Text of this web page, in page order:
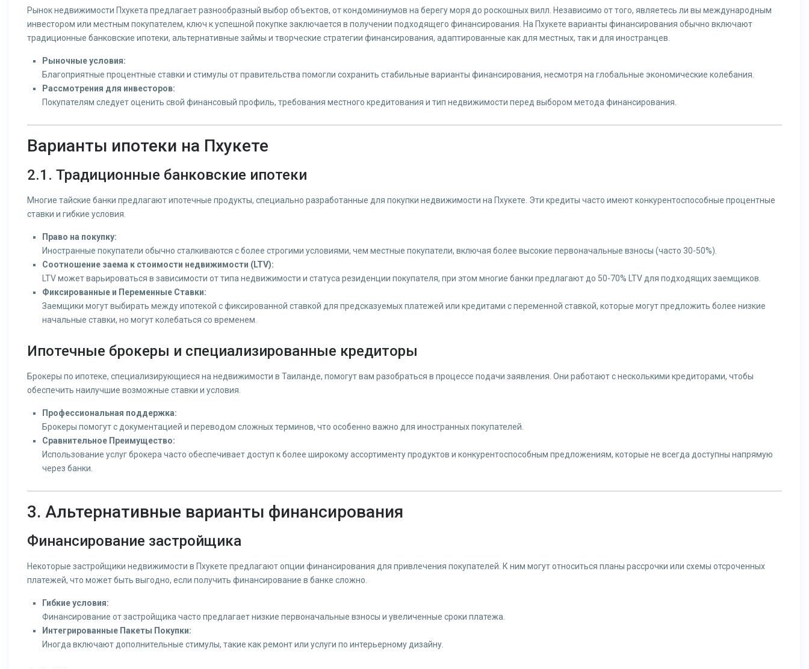
Рынок недвижимости Пхукета предлагает разнообразный выбор объектов, от кондоминиумов на берегу моря до роскошных вилл. Независимо от того, являетесь ли вы международным
инвестором или местным покупателем, ключ к успешной покупке заключается в получении подходящего финансирования. На Пхукете варианты финансирования обычно включают
традиционные банковские ипотеки, альтернативные займы и творческие стратегии финансирования, адаптированные как для местных, так и для иностранцев.
Рыночные условия:
Благоприятные процентные ставки и стимулы от правительства помогли сохранить стабильные варианты финансирования, несмотря на глобальные экономические колебания.
Рассмотрения для инвесторов:
Покупателям следует оценить свой финансовый профиль, требования местного кредитования и тип недвижимости перед выбором метода финансирования.
Варианты ипотеки на Пхукете
2.1. Традиционные банковские ипотеки
Многие тайские банки предлагают ипотечные продукты, специально разработанные для покупки недвижимости на Пхукете. Эти кредиты часто имеют конкурентоспособные процентные
ставки и гибкие условия.
Право на покупку:
Иностранные покупатели обычно сталкиваются с более строгими условиями, чем местные покупатели, включая более высокие первоначальные взносы (часто 30-50%).
Соотношение заема к стоимости недвижимости (LTV):
LTV может варьироваться в зависимости от типа недвижимости и статуса резиденции покупателя, при этом многие банки предлагают до 50-70% LTV для подходящих заемщиков.
Фиксированные и Переменные Ставки:
Заемщики могут выбирать между ипотекой с фиксированной ставкой для предсказуемых платежей или кредитами с переменной ставкой, которые могут предложить более низкие
начальные ставки, но могут колебаться со временем.
Ипотечные брокеры и специализированные кредиторы
Брокеры по ипотеке, специализирующиеся на недвижимости в Таиланде, помогут вам разобраться в процессе подачи заявления. Они работают с несколькими кредиторами, чтобы
обеспечить наилучшие возможные ставки и условия.
Профессиональная поддержка:
Брокеры помогут с документацией и переводом сложных терминов, что особенно важно для иностранных покупателей.
Сравнительное Преимущество:
Использование услуг брокера часто обеспечивает доступ к более широкому ассортименту продуктов и конкурентоспособным предложениям, которые не всегда доступны напрямую
через банки.
3. Альтернативные варианты финансирования
Финансирование застройщика
Некоторые застройщики недвижимости в Пхукете предлагают опции финансирования для привлечения покупателей. К ним могут относиться планы рассрочки или схемы отсроченных
платежей, что может быть выгодно, если получить финансирование в банке сложно.
Гибкие условия:
Финансирование от застройщика часто предлагает низкие первоначальные взносы и увеличенные сроки платежа.
Интегрированные Пакеты Покупки:
Иногда включают дополнительные стимулы, такие как ремонт или услуги по интерьерному дизайну.